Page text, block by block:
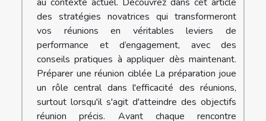
au contexte actuel. Découvrez dans cet article
des stratégies novatrices qui transformeront
vos réunions en véritables leviers de
performance et d’engagement, avec des
conseils pratiques à appliquer dès maintenant.
Préparer une réunion ciblée La préparation joue
un rôle central dans l'efficacité des réunions,
surtout lorsqu'il s'agit d'atteindre des objectifs
réunion précis. Avant chaque rencontre